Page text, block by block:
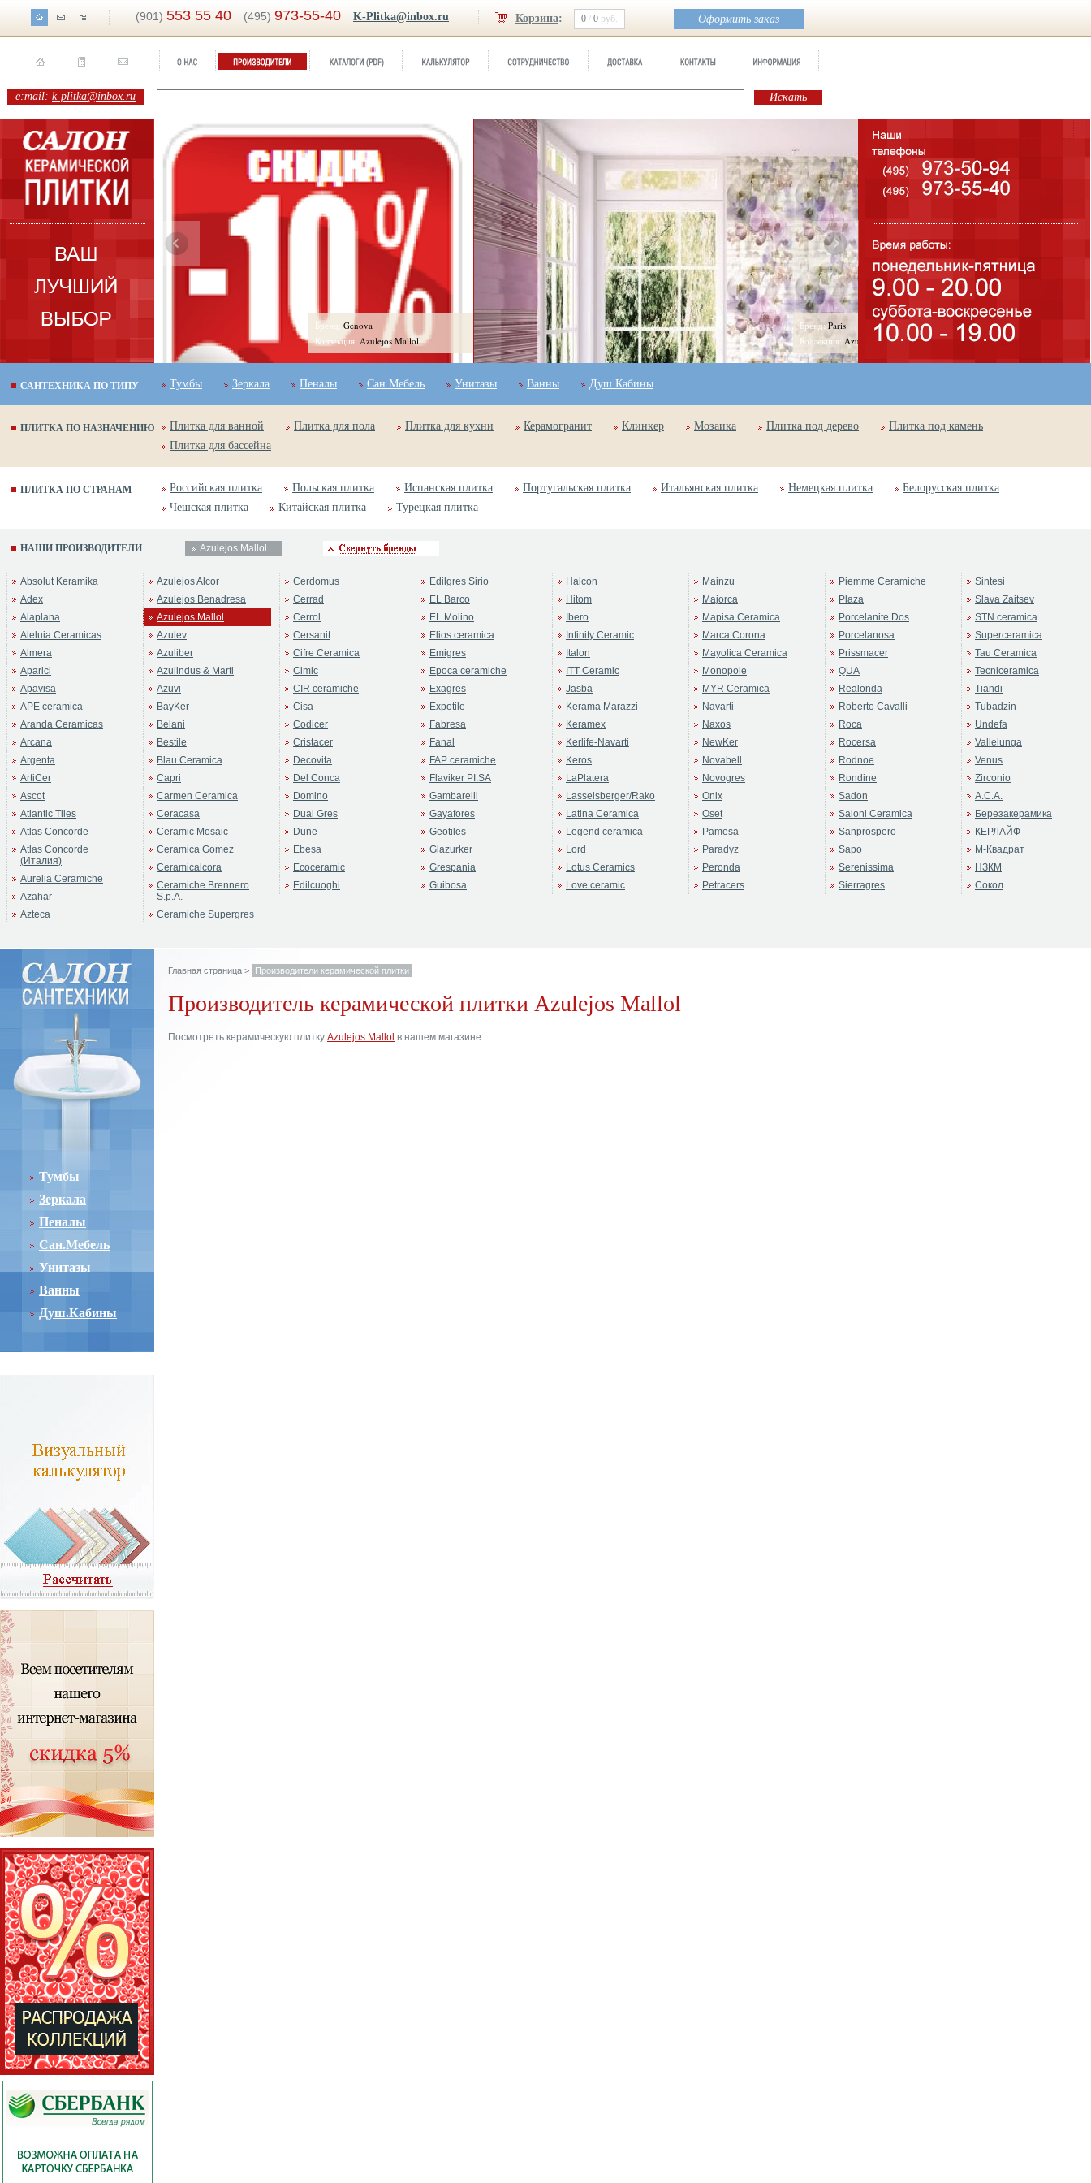
(901) 553 55 40 (495) 973-55-40 K-Plitka@inbox.ru Оформить заказ
Корзина: 0 / 0 руб.
e:mail: k-plitka@inbox.ru
Berlin
Бренд: Genova
Коллекция: Azulejos Mallol
Бренд:Paris
Коллекция: Azulejos Mallol
САНТЕХНИКА ПО ТИПУ Тумбы Зеркала Пеналы Сан.Мебель Унитазы Ванны Душ.Кабины
ПЛИТКА ПО НАЗНАЧЕНИЮ Плитка для ванной Плитка для пола Плитка для кухни Керамогранит Клинкер Мозаика Плитка под дерево
Плитка под камень
Плитка для бассейна
ПЛИТКА ПО СТРАНАМ Российская плитка Польская плитка Испанская плитка Португальская плитка Итальянская плитка Немецкая плитка
Белорусская плитка
Чешская плитка
Китайская плитка Турецкая плитка
НАШИ ПРОИЗВОДИТЕЛИ Azulejos Mallol
Absolut Keramika
Adex
Alaplana
Aleluia Ceramicas
Almera
Aparici
Apavisa
APE ceramica
Aranda Ceramicas
Arcana
Argenta
ArtiCer
Ascot
Atlantic Tiles
Atlas Concorde
Atlas Concorde
(Италия)
Aurelia Ceramiche
Azahar
Azteca
Azulejos Alcor
Azulejos Benadresa
Azulejos Mallol
Azulev
Azuliber
Azulindus & Marti
Azuvi
BayKer
Belani
Bestile
Blau Ceramica
Capri
Carmen Ceramica
Ceracasa
Ceramic Mosaic
Ceramica Gomez
Ceramicalcora
Ceramiche Brennero
S.p.A.
Ceramiche Supergres
Cerdomus
Cerrad
Cerrol
Cersanit
Cifre Ceramica
Cimic
CIR ceramiche
Cisa
Codicer
Cristacer
Decovita
Del Conca
Domino
Dual Gres
Dune
Ebesa
Ecoceramic
Edilcuoghi
Edilgres Sirio
EL Barco
EL Molino
Elios ceramica
Emigres
Epoca ceramiche
Exagres
Expotile
Fabresa
Fanal
FAP ceramiche
Flaviker PI.SA
Gambarelli
Gayafores
Geotiles
Glazurker
Grespania
Guibosa
Halcon
Hitom
Ibero
Infinity Ceramic
Italon
ITT Ceramic
Jasba
Kerama Marazzi
Keramex
Kerlife-Navarti
Keros
LaPlatera
Lasselsberger/Rako
Latina Ceramica
Legend ceramica
Lord
Lotus Ceramics
Love ceramic
Mainzu
Majorca
Mapisa Ceramica
Marca Corona
Mayolica Ceramica
Monopole
MYR Ceramica
Navarti
Naxos
NewKer
Novabell
Novogres
Onix
Oset
Pamesa
Paradyz
Peronda
Petracers
Piemme Ceramiche
Plaza
Porcelanite Dos
Porcelanosa
Prissmacer
QUA
Realonda
Roberto Cavalli
Roca
Rocersa
Rodnoe
Rondine
Sadon
Saloni Ceramica
Sanprospero
Sapo
Serenissima
Sierragres
Sintesi
Slava Zaitsev
STN ceramica
Superceramica
Tau Ceramica
Tecniceramica
Tiandi
Tubadzin
Undefa
Vallelunga
Venus
Zirconio
А.С.А.
Березакерамика
КЕРЛАЙФ
М-Квадрат
НЗКМ
Сокол
Тумбы
Зеркала
Пеналы
Сан.Мебель
Унитазы
Ванны
Душ.Кабины
Главная страница > Производители керамической плитки
Производитель керамической плитки Azulejos Mallol
Посмотреть керамическую плитку Azulejos Mallol в нашем магазине